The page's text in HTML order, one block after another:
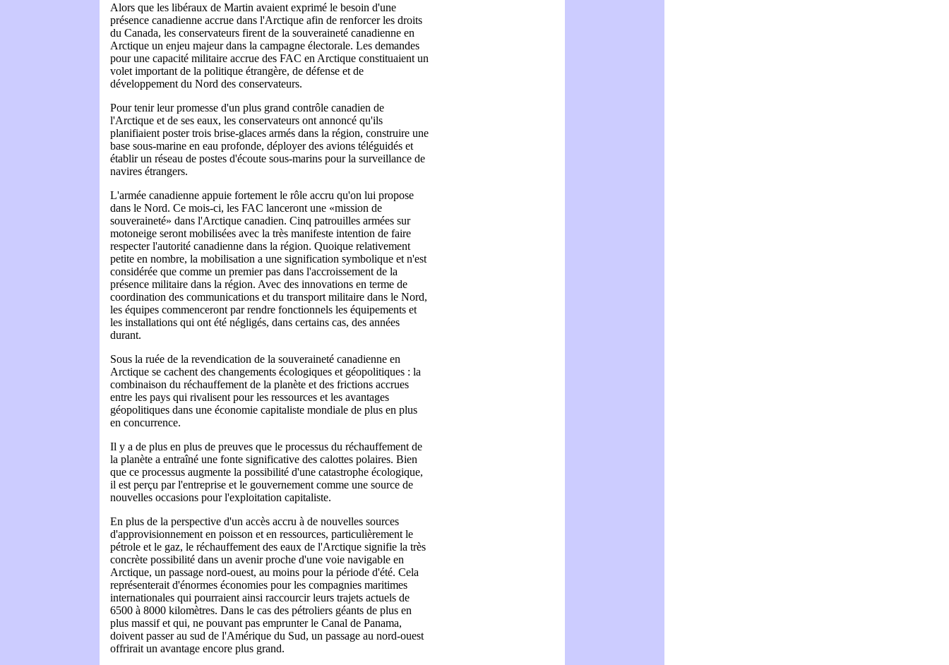
Alors que les libéraux de Martin avaient exprimé le besoin d'une
présence canadienne accrue dans l'Arctique afin de renforcer les droits
du Canada, les conservateurs firent de la souveraineté canadienne en
Arctique un enjeu majeur dans la campagne électorale. Les demandes
pour une capacité militaire accrue des FAC en Arctique constituaient un
volet important de la politique étrangère, de défense et de
développement du Nord des conservateurs.
Pour tenir leur promesse d'un plus grand contrôle canadien de
l'Arctique et de ses eaux, les conservateurs ont annoncé qu'ils
planifiaient poster trois brise-glaces armés dans la région, construire une
base sous-marine en eau profonde, déployer des avions téléguidés et
établir un réseau de postes d'écoute sous-marins pour la surveillance de
navires étrangers.
L'armée canadienne appuie fortement le rôle accru qu'on lui propose
dans le Nord. Ce mois-ci, les FAC lanceront une «mission de
souveraineté» dans l'Arctique canadien. Cinq patrouilles armées sur
motoneige seront mobilisées avec la très manifeste intention de faire
respecter l'autorité canadienne dans la région. Quoique relativement
petite en nombre, la mobilisation a une signification symbolique et n'est
considérée que comme un premier pas dans l'accroissement de la
présence militaire dans la région. Avec des innovations en terme de
coordination des communications et du transport militaire dans le Nord,
les équipes commenceront par rendre fonctionnels les équipements et
les installations qui ont été négligés, dans certains cas, des années
durant.
Sous la ruée de la revendication de la souveraineté canadienne en
Arctique se cachent des changements écologiques et géopolitiques : la
combinaison du réchauffement de la planète et des frictions accrues
entre les pays qui rivalisent pour les ressources et les avantages
géopolitiques dans une économie capitaliste mondiale de plus en plus
en concurrence.
Il y a de plus en plus de preuves que le processus du réchauffement de
la planète a entraîné une fonte significative des calottes polaires. Bien
que ce processus augmente la possibilité d'une catastrophe écologique,
il est perçu par l'entreprise et le gouvernement comme une source de
nouvelles occasions pour l'exploitation capitaliste.
En plus de la perspective d'un accès accru à de nouvelles sources
d'approvisionnement en poisson et en ressources, particulièrement le
pétrole et le gaz, le réchauffement des eaux de l'Arctique signifie la très
concrète possibilité dans un avenir proche d'une voie navigable en
Arctique, un passage nord-ouest, au moins pour la période d'été. Cela
représenterait d'énormes économies pour les compagnies maritimes
internationales qui pourraient ainsi raccourcir leurs trajets actuels de
6500 à 8000 kilomètres. Dans le cas des pétroliers géants de plus en
plus massif et qui, ne pouvant pas emprunter le Canal de Panama,
doivent passer au sud de l'Amérique du Sud, un passage au nord-ouest
offrirait un avantage encore plus grand.